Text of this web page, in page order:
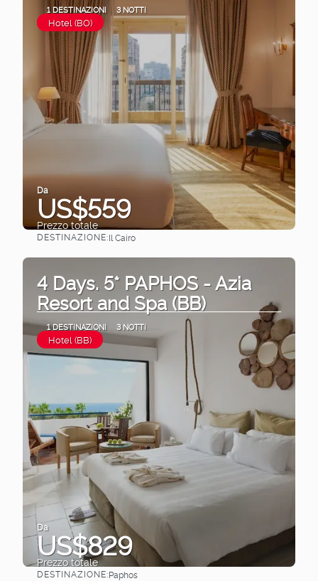
1 DESTINAZIONI 3 NOTTI
Hotel (BO)
Da
US$559
Prezzo totale
DESTINAZIONE:Il Cairo
4 Days. 5* PAPHOS - Azia
Resort and Spa (BB)
1 DESTINAZIONI 3 NOTTI
Hotel (BB)
Da
US$829
Prezzo totale
DESTINAZIONE:Paphos